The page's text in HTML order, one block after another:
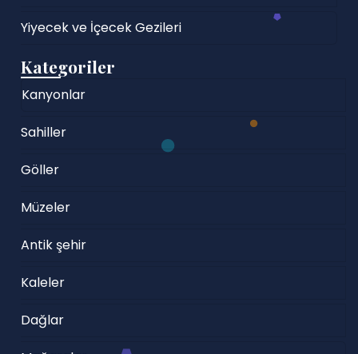
Yiyecek ve İçecek Gezileri
Kategoriler
Kanyonlar
Sahiller
Göller
Müzeler
Antik şehir
Kaleler
Dağlar